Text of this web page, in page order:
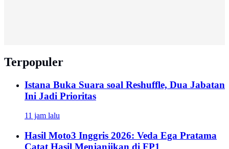
Terpopuler
Istana Buka Suara soal Reshuffle, Dua Jabatan
Ini Jadi Prioritas
11 jam lalu
Hasil Moto3 Inggris 2026: Veda Ega Pratama
Catat Hasil Menjanjikan di FP1